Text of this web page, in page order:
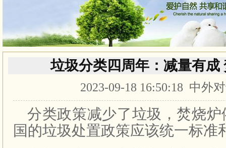
垃圾分类四周年：减量有成
2023-09-18 16:50:18 中外
分类政策减少了垃圾，焚烧
国的垃圾处置政策应该统一标准